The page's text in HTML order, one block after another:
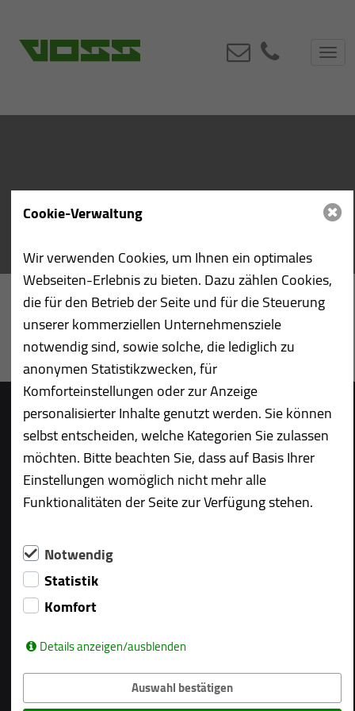
Über uns
Impressum
Datenschutz
Hans Voss Holzbau GmbH & Co KG
Industriestraße 4 | 24536 Neumünster
Telefon +49 4321 96514 – 0
Fax +49 4321 96514 – 29
info@voss-holzbau.de
Kundenbewertung
Cookie-Verwaltung
Wir verwenden Cookies, um Ihnen ein optimales
Webseiten-Erlebnis zu bieten. Dazu zählen Cookies,
die für den Betrieb der Seite und für die Steuerung
unserer kommerziellen Unternehmensziele
notwendig sind, sowie solche, die lediglich zu
anonymen Statistikzwecken, für
Komforteinstellungen oder zur Anzeige
personalisierter Inhalte genutzt werden. Sie können
selbst entscheiden, welche Kategorien Sie zulassen
möchten. Bitte beachten Sie, dass auf Basis Ihrer
Einstellungen womöglich nicht mehr alle
Funktionalitäten der Seite zur Verfügung stehen.
Notwendig
Statistik
Komfort
Details anzeigen/ausblenden
Auswahl bestätigen